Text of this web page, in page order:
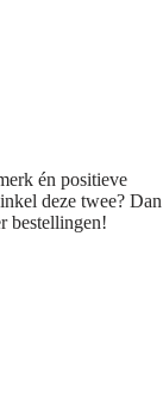
én positieve
deze twee? Dan
bestellingen!